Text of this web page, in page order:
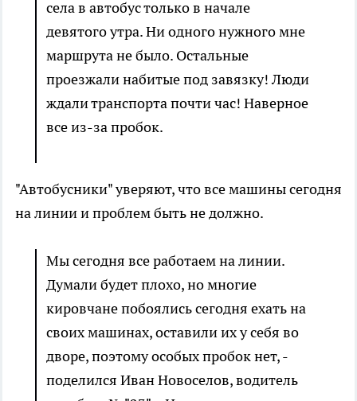
села в автобус только в начале
девятого утра. Ни одного нужного мне
маршрута не было. Остальные
проезжали набитые под завязку! Люди
ждали транспорта почти час! Наверное
все из-за пробок.
"Автобусники" уверяют, что все машины сегодня
на линии и проблем быть не должно.
Мы сегодня все работаем на линии.
Думали будет плохо, но многие
кировчане побоялись сегодня ехать на
своих машинах, оставили их у себя во
дворе, поэтому особых пробок нет, -
поделился Иван Новоселов, водитель